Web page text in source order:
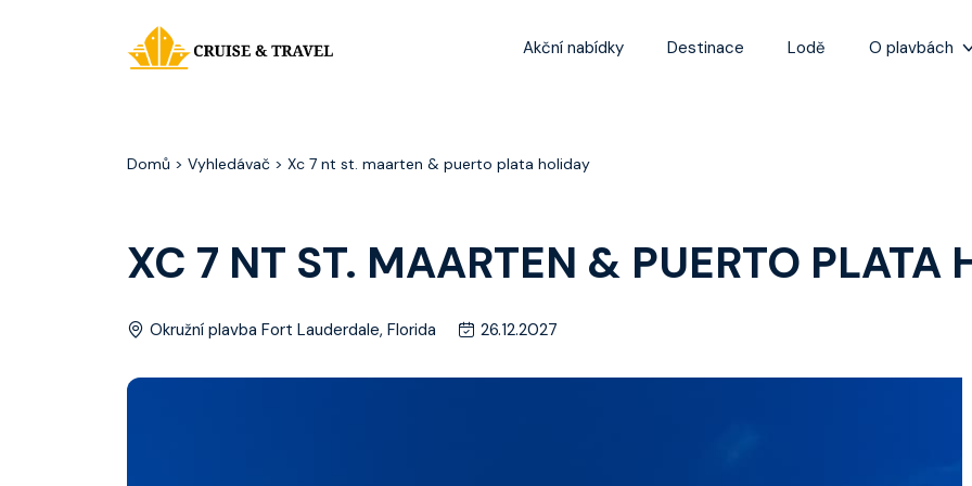
Akční nabídky Destinace Lodě O plavbách
Domů > Vyhledávač > Xc 7 nt st. maarten & puerto plata holiday
XC 7 NT ST. MAARTEN & PUERTO PLATA
Okružní plavba Fort Lauderdale, Florida 26.12.2027